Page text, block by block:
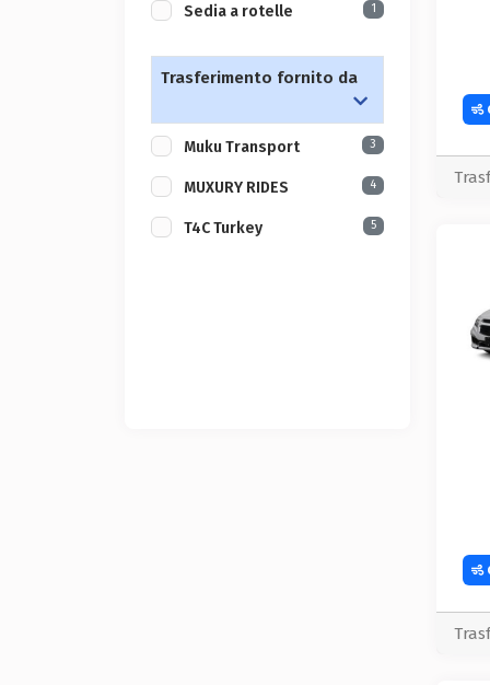
Sedia a rotelle 1
Trasferimento fornito da
Muku Transport 3
MUXURY RIDES 4
T4C Turkey 5